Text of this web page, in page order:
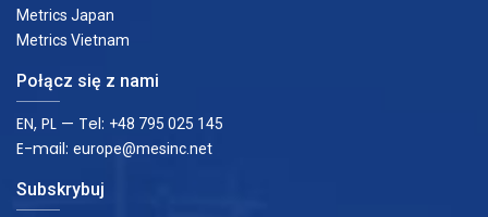
Metrics Japan
Metrics Vietnam
Połącz się z nami
EN, PL — Tel: +48 795 025 145
E-mail: europe@mesinc.net
Subskrybuj